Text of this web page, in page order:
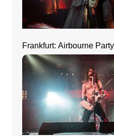
Frankfurt: Airbourne